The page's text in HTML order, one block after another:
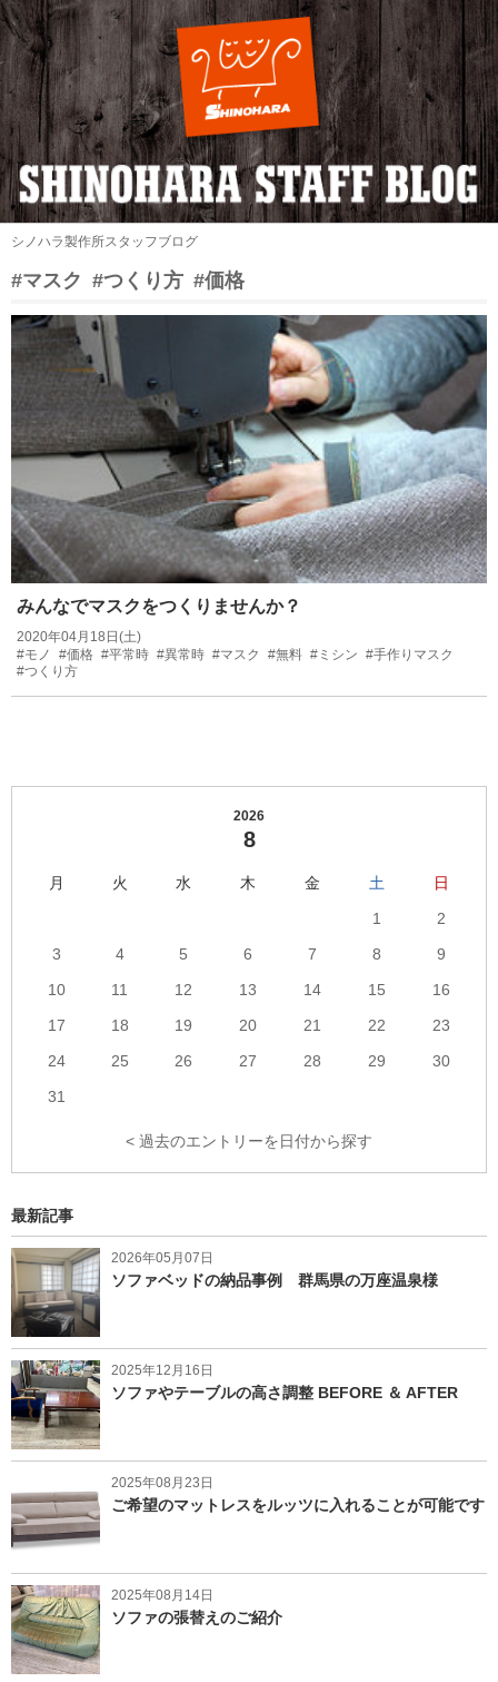
シノハラ製作所スタッフブログ
#マスク #つくり方 #価格
みんなでマスクをつくりませんか？
2020年04月18日(土)
#モノ
#価格 #平常時 #異常時 #マスク #無料 #ミシン #手作りマスク
#つくり方
2026
8
月 火 水 木 金 土
日
1
2
3
4 5 6 7 8
9
10
11 12 13 14 15
16
17
18 19 20 21 22
23
24
25 26 27 28 29
30
31
< 過去のエントリーを日付から探す
最新記事
2026年05月07日
ソファベッドの納品事例 群馬県の万座温泉様
2025年12月16日
ソファやテーブルの高さ調整 BEFORE ＆ AFTER
2025年08月23日
ご希望のマットレスをルッツに入れることが可能です
2025年08月14日
ソファの張替えのご紹介